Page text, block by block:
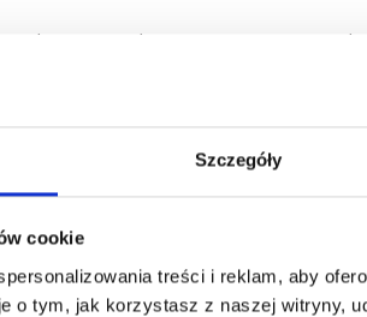
Szczegóły
cookie
treści i reklam, aby
o tym, jak korzystasz z naszej witryny,
kwotę 1000 zł. Korzysta on z programu
zł otrzymują 50 zł zwrotu do
i wydać na dowolny cel. Są to
lub późniejszych zakupach. Może
pokryć w całości koszty zakupów.
bankowym. Według danych NBP w